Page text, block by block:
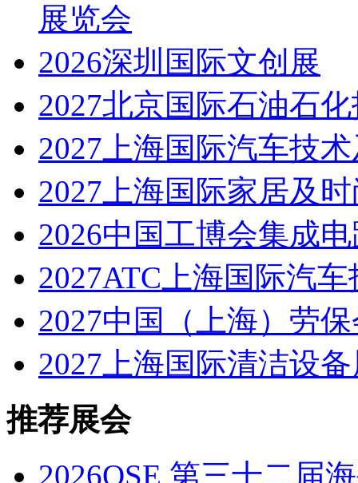
展览会
2026深圳国际文创展
2027北京国际石油石
2027上海国际汽车技
2027上海国际家居及
2026中国工博会集成
2027ATC上海国际汽
2027中国（上海）劳
2027上海国际清洁设
推荐展会
2026QSE 第三十二届